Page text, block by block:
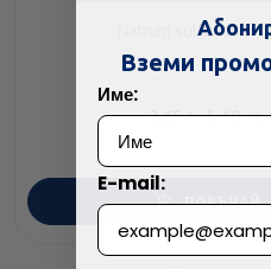
Natrum sulfuricum
2.65€ /5.18лв.
ПОРЪЧАЙ
Вземи
Име:
E-mail: